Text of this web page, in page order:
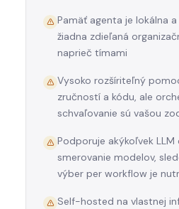
Pamäť agenta je lokálna
žiadna zdieľaná
naprieč tímami
Vysoko rozšíriteľný
zručností a kódu, ale
schvaľovanie sú vašou
Podporuje akýkoľvek LLM
smerovanie modelov,
výber per workflow je
Self-hosted na vlastnej